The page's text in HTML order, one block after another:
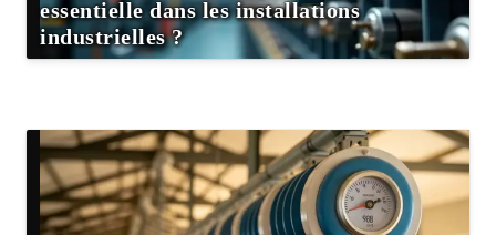
essentielle dans les installations
industrielles ?